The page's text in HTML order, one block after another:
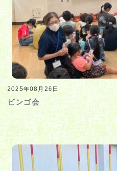
2025年08月26日
ビンゴ会